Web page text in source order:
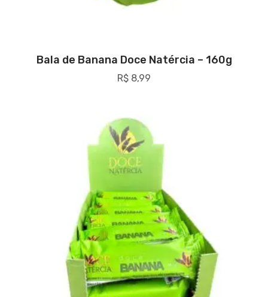
Bala de Banana Doce Natércia – 160g
R$ 8,99